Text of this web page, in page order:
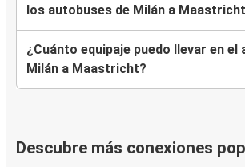
los autobuses de Milán a
¿Cuánto equipaje puedo llevar en el
Milán a Maastricht?
Descubre más conexiones